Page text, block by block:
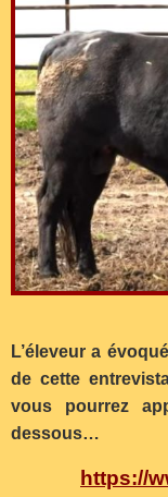
L’éleveur a
de cette
vous pourrez
dessous…
https://